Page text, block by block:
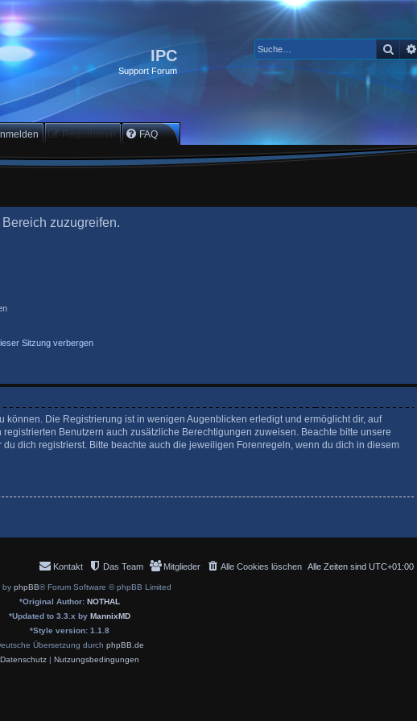
IPC
Support Forum
Suche
Registrieren FAQ
zuzugreifen.
Sitzung verbergen
können. Die Registrierung ist in wenigen Augenblicken erledigt und ermöglicht dir, auf
Benutzern auch zusätzliche Berechtigungen zuweisen. Beachte bitte unsere
dich registrierst. Bitte beachte auch die jeweiligen Forenregeln, wenn du dich in diesem
Alle Zeiten sind UTC+01:00
Alle Cookies löschen
Mitglieder
Das Team
Kontakt
by phpBB® Forum Software © phpBB Limited
*Original Author: NOTHAL
*Updated to 3.3.x by MannixMD
*Style version: 1.1.8
Übersetzung durch phpBB.de
Datenschutz| Nutzungsbedingungen